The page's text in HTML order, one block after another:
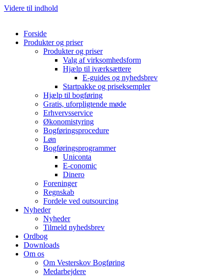
Videre til indhold
Forside
Produkter og priser
Produkter og priser
Valg af virksomhedsform
Hjælp til iværksættere
E-guides og nyhedsbrev
Startpakke og priseksempler
Hjælp til bogføring
Gratis, uforpligtende møde
Erhvervsservice
Økonomistyring
Bogføringsprocedure
Løn
Bogføringsprogrammer
Uniconta
E-conomic
Dinero
Foreninger
Regnskab
Fordele ved outsourcing
Nyheder
Nyheder
Tilmeld nyhedsbrev
Ordbog
Downloads
Om os
Om Vesterskov Bogføring
Medarbejdere